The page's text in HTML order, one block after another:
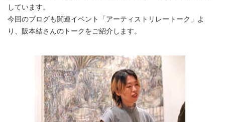
ク
［阪
は
しています。
今回のブログも関連イベント「アーティストリレートーク」よ
り、阪本結さんのトークをご紹介します。